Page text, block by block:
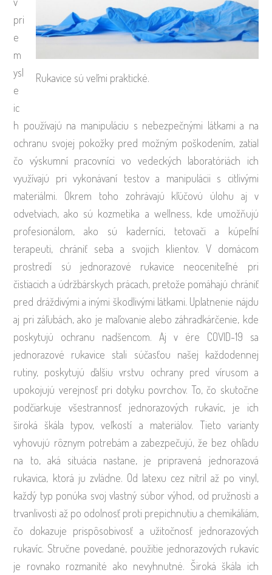
Rukavice sú veľmi praktické.
pri
e
m
ysl
e
ic
h používajú na manipuláciu s nebezpečnými látkami a na
ochranu svojej pokožky pred možným poškodením, zatiaľ
čo výskumní pracovníci vo vedeckých laboratóriách ich
využívajú pri vykonávaní testov a manipulácii s citlivými
materiálmi. Okrem toho zohrávajú kľúčovú úlohu aj v
odvetviach, ako sú kozmetika a wellness, kde umožňujú
profesionálom, ako sú kaderníci, tetovači a kúpeľní
terapeuti, chrániť seba a svojich klientov. V domácom
prostredí sú jednorazové rukavice neoceniteľné pri
čistiacich a údržbárskych prácach, pretože pomáhajú chrániť
pred dráždivými a inými škodlivými látkami. Uplatnenie nájdu
aj pri záľubách, ako je maľovanie alebo záhradkárčenie, kde
poskytujú ochranu nadšencom. Aj v ére COVID-19 sa
jednorazové rukavice stali súčasťou našej každodennej
rutiny, poskytujú ďalšiu vrstvu ochrany pred vírusom a
upokojujú verejnosť pri dotyku povrchov. To, čo skutočne
podčiarkuje všestrannosť jednorazových rukavíc, je ich
široká škála typov, veľkostí a materiálov. Tieto varianty
vyhovujú rôznym potrebám a zabezpečujú, že bez ohľadu
na to, aká situácia nastane, je pripravená jednorazová
rukavica, ktorá ju zvládne. Od latexu cez nitril až po vinyl,
každý typ ponúka svoj vlastný súbor výhod, od pružnosti a
trvanlivosti až po odolnosť proti prepichnutiu a chemikáliám,
čo dokazuje prispôsobivosť a užitočnosť jednorazových
rukavíc. Stručne povedané, použitie jednorazových rukavíc
je rovnako rozmanité ako nevyhnutné. Široká škála ich